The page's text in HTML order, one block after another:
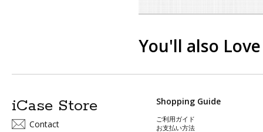
You'll also Love
Shopping Guide
ご利用ガイド
お支払い方法
iCase Store
Contact